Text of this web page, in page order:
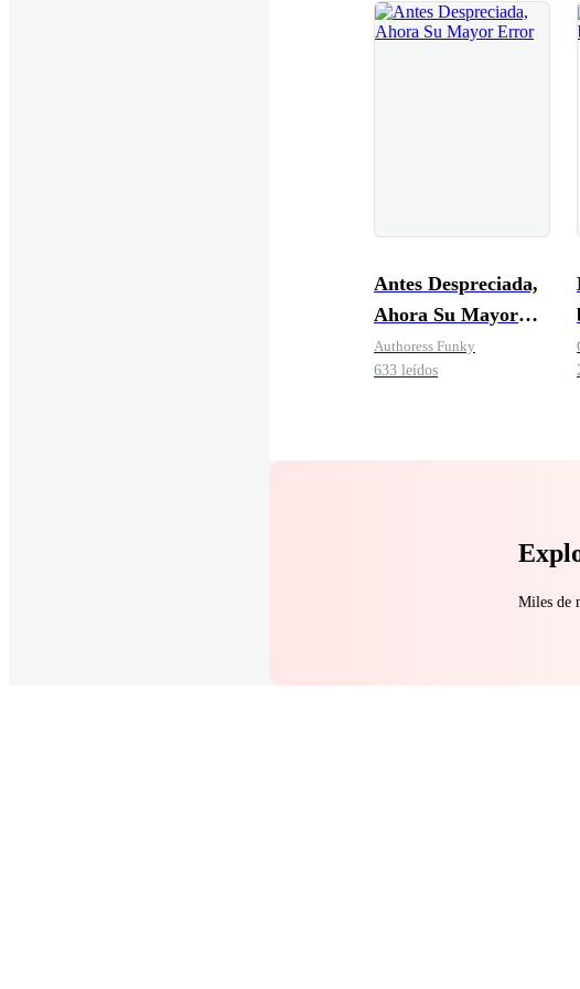
Antes Despreciada,
Ahora Su Mayor
Error
Authoress Funky
633 leídos
Miles de